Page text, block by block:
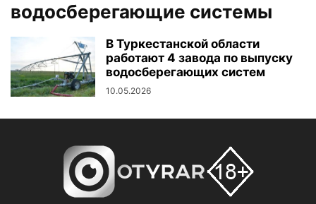
водосберегающие системы
В Туркестанской области
работают 4 завода по выпуску
водосберегающих систем
10.05.2026